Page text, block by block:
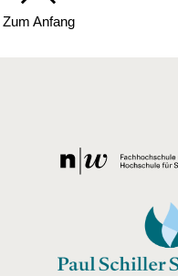
Zum Anfang